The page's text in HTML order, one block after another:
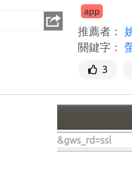
app
推薦者：
關鍵字：
3